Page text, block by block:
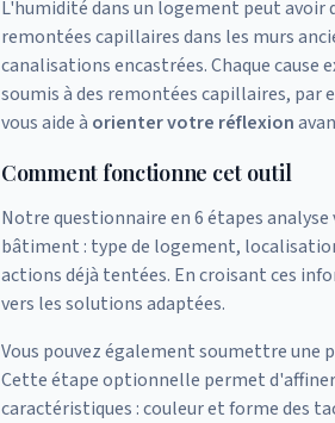
L'humidité dans un logement peut
remontées capillaires dans les murs
canalisations encastrées. Chaque
soumis à des remontées capillaires, par
vous aide à orienter votre réflexion
Comment fonctionne cet outil
Notre questionnaire en 6 étapes
bâtiment : type de logement,
actions déjà tentées. En croisant ces
vers les solutions adaptées.
Vous pouvez également soumettre une
Cette étape optionnelle permet
caractéristiques : couleur et forme des